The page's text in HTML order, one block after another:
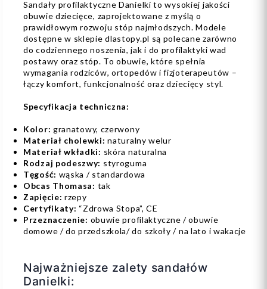
Sandały profilaktyczne Danielki to wysokiej jakości
obuwie dziecięce, zaprojektowane z myślą o
prawidłowym rozwoju stóp najmłodszych. Modele
dostępne w sklepie dlastopy.pl są polecane zarówno
do codziennego noszenia, jak i do profilaktyki wad
postawy oraz stóp. To obuwie, które spełnia
wymagania rodziców, ortopedów i fizjoterapeutów –
łączy komfort, funkcjonalność oraz dziecięcy styl.
Specyfikacja techniczna:
Kolor: granatowy, czerwony
Materiał cholewki: naturalny welur
Materiał wkładki: skóra naturalna
Rodzaj podeszwy: styroguma
Tęgość: wąska / standardowa
Obcas Thomasa: tak
Zapięcie: rzepy
Certyfikaty: “Zdrowa Stopa”, CE
Przeznaczenie: obuwie profilaktyczne / obuwie
domowe / do przedszkola/ do szkoły / na lato i wakacje
Najważniejsze zalety sandałów
Danielki: